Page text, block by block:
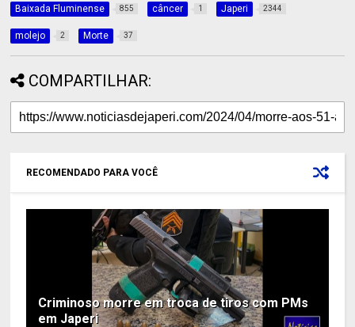
Baixada Fluminense 855 câncer 1 Japeri 2344
molejo 2 Morte 37
COMPARTILHAR:
RECOMENDADO PARA VOCÊ
Criminoso morre em troca de tiros com PMs
em Japeri